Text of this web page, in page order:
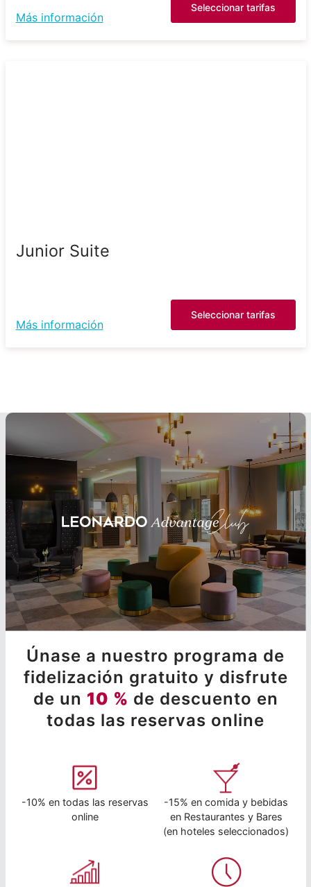
Más información
Seleccionar tarifas
Junior Suite
Más información
Seleccionar tarifas
Únase a nuestro programa de
fidelización gratuito y disfrute
de un 10 % de descuento en
todas las reservas online
-10% en todas las reservas
online
-15% en comida y bebidas
en Restaurantes y Bares
(en hoteles seleccionados)